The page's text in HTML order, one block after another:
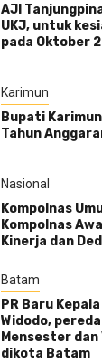
AJI
UKJ, untuk
pada Oktober
Karimun
Bupati
Tahun
Nasional
Kompolnas
Kompolnas
Kinerja dan
Batam
PR Baru
Widodo,
Mensester dan
dikota Batam